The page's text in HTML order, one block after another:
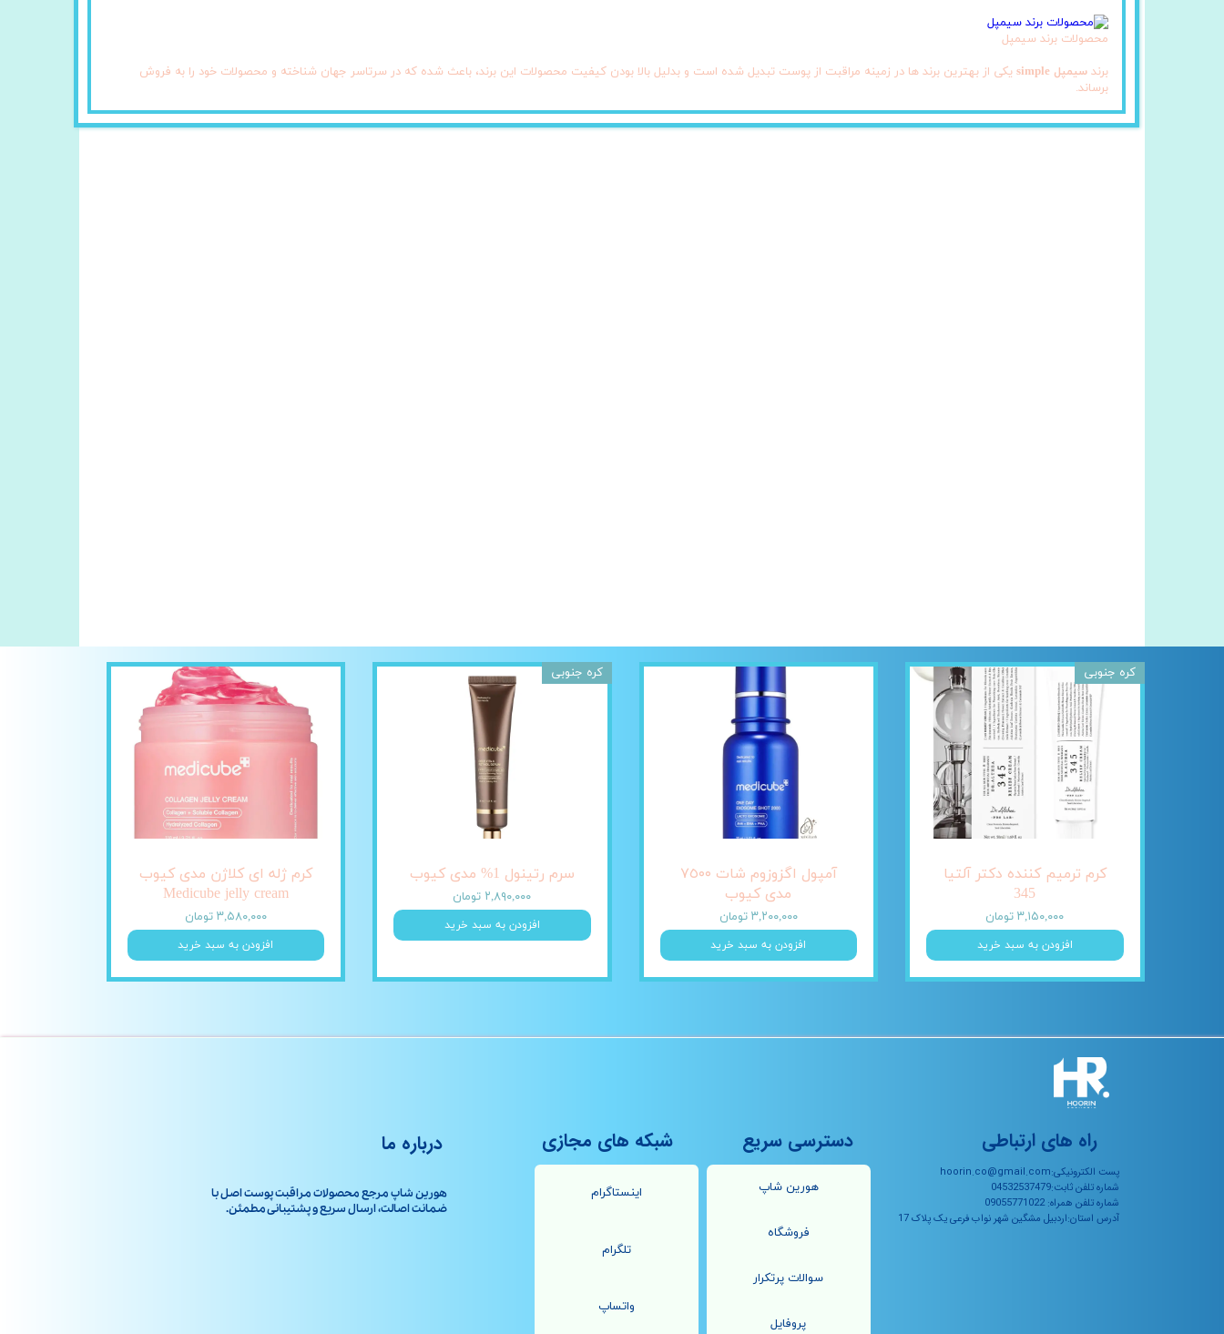
محصولات برند سیمپل
برند سیمپل simple
یکی از بهترین برند ها در زمینه مراقبت از پوست تبدیل شده است و بدلیل بالا بودن کیفیت محصولات این برند، باعث شده که در سرتاسر جهان شناخته و محصولات خود را به فروش
برساند.
کرم ترمیم کننده دکتر آلتیا
345
۳,۱۵۰,۰۰۰ تومان
افزودن به سبد خرید
کره جنوبی
آمپول اگزوزوم شات ٧٥٠٠
مدی کیوب
۳,۲۰۰,۰۰۰ تومان
افزودن به سبد خرید
سرم رتینول 1% مدی کیوب
۲,۸۹۰,۰۰۰ تومان
افزودن به سبد خرید
کره جنوبی
کرم ژله ای کلاژن مدی کیوب
Medicube jelly cream
۳,۵۸۰,۰۰۰ تومان
افزودن به سبد خرید
پست الکترونیکی:hoorin.co@gmail.com
شماره تلفن ثابت:04532537479
شماره تلفن همراه: 09055771022
آدرس استان:اردبیل مشگین شهر نواب فرعی یک پلاک 17
راه های ارتباطی
هورین شاپ
فروشگاه
سوالات پرتکرار
پروفایل
دسترسی سریع
اینستاگرام
تلگرام
واتساپ
شبکه های مجازی
هورین شاپ مرجع محصولات مراقبت پوست اصل با
ضمانت اصالت، ارسال سریع و پشتیبانی مطمئن.​​​​​​​​​​​​​​
درباره ما